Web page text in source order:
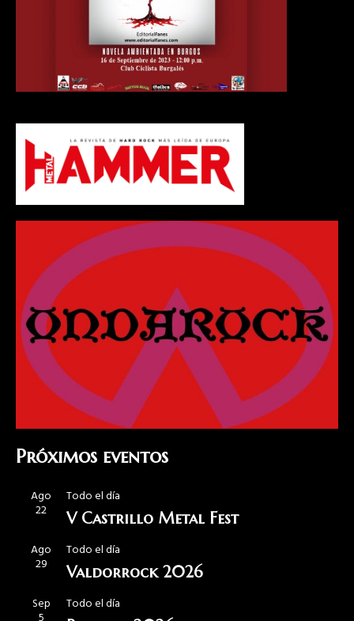
Próximos eventos
Ago
22
Todo el día
V Castrillo Metal Fest
Ago
29
Todo el día
Valdorrock 2026
Sep Todo el día